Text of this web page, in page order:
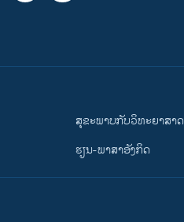
ສຸຂະພາບກັບວິທະຍາສາດ
ຮຽນ-ພາສາອັງກິດ